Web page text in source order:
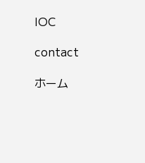
IOC
contact
ホーム